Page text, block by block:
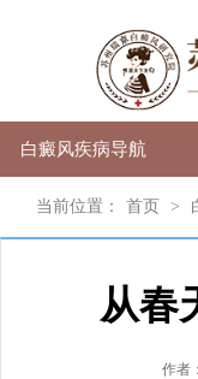
白癜风疾病导航
当前位置： 首页 >
从春
作者